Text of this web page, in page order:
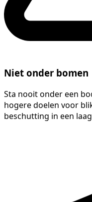
Niet onder bomen
Sta nooit onder een
hogere doelen voor
beschutting in een